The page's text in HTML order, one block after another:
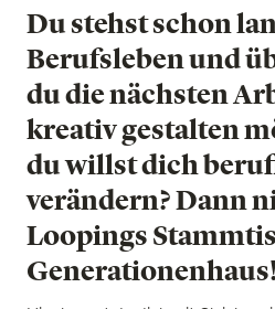
Du stehst schon
Berufsleben und
du die nächsten
kreativ gestalten
du willst dich
verändern? Dann
Loopings
Generationenhaus!